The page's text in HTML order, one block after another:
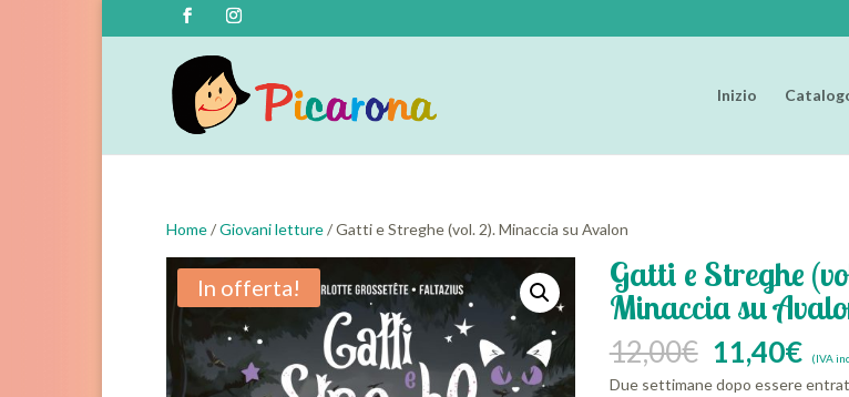
Inizio
Home/Giovani letture/ Gatti e Streghe (vol. 2). Minaccia su Avalon
In offerta! Gatti e Streghe
Minaccia su
12,00€ Il
prezzo
11,40€Il(IVA
Due settimane dopo essere